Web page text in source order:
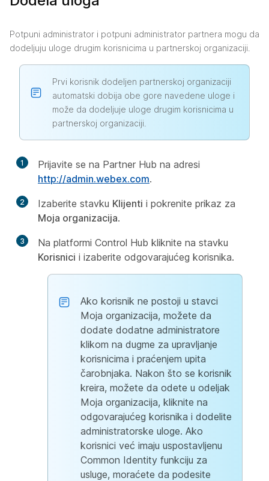
Potpuni administrator i potpuni administrator partnera mogu da
dodeljuju uloge drugim korisnicima u partnerskoj organizaciji.
Prvi korisnik dodeljen partnerskoj organizaciji
automatski dobija obe gore navedene uloge i
može da dodeljuje uloge drugim korisnicima u
partnerskoj organizaciji.
1
Prijavite se na Partner Hub na adresi
http://admin.webex.com.
2 Izaberite stavku Klijenti i pokrenite prikaz za
Moja organizacija.
3
Na platformi Control Hub kliknite na stavku
Korisnici i izaberite odgovarajućeg korisnika.
Ako korisnik ne postoji u stavci
Moja organizacija, možete da
dodate dodatne administratore
klikom na dugme za upravljanje
korisnicima i praćenjem upita
čarobnjaka. Nakon što se korisnik
kreira, možete da odete u odeljak
Moja organizacija, kliknite na
odgovarajućeg korisnika i dodelite
administratorske uloge. Ako
korisnici već imaju uspostavljenu
Common Identity funkciju za
usluge, moraćete da podesite